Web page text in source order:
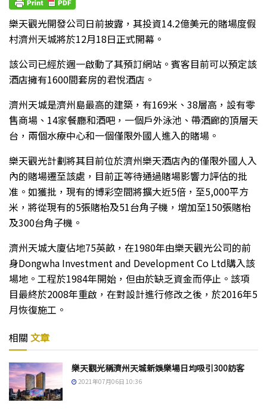
樂天觀光開發公司日前披露，其投資14.2億美元的賭場度假
村濟州天城將於12月18日正式開幕。
該公司已經於週一啟動了其預訂網站。賓客目前可以預定該
酒店擁有1600間套房的君悅酒店。
濟州天城是濟州島最高的建築，有169米、38層高，設有零
售商場、14家餐廳和酒吧，一個戶外泳池、帶酒廊的頂層天
台，兩個水療中心和一個僅限外國人進入的賭場。
樂天觀光計劃將其目前位於濟州樂天酒店內的僅限外國人入
內的賭場遷至該處，目前正等待通過賭場影響力評估的批
准。如獲批，現有的博彩空間將擴大近5倍，至5,000平方
米，將從現有的5張賭枱及51台角子機，增加至150張賭枱
及300台角子機。
濟州天城大廈佔地75英畝，在1980年由樂天觀光公司的前
身Dongwha Investment and Development Co Ltd購入該
場地。工程於1984年開始，但由於缺乏資金而停止。該項
目最終於2008年重啟，在對設計進行修改之後，於2016年5
月恢復施工。
相關 文章
樂天觀光稱濟州天城新娛樂場日均吸引300訪客
2021年07月06日 10:36